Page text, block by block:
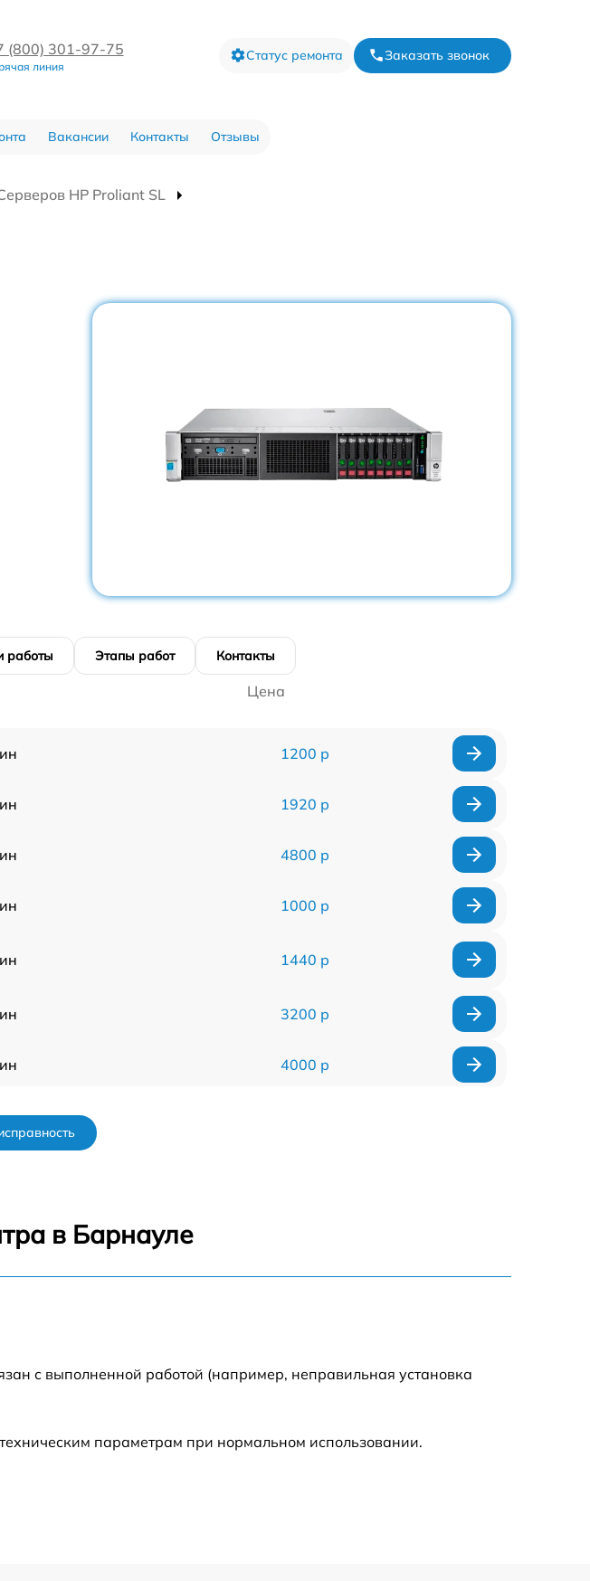
(800) 301-97-75
линия
Статус ремонта Заказать звонок
Вакансии Контакты Отзывы
HP Proliant SL
работы Этапы работ Контакты
Цена
1200 р
1920 р
4800 р
1000 р
1440 р
3200 р
4000 р
1440 р
1440 р
в Барнауле
с выполненной работой (например, неправильная установка
параметрам при нормальном использовании.